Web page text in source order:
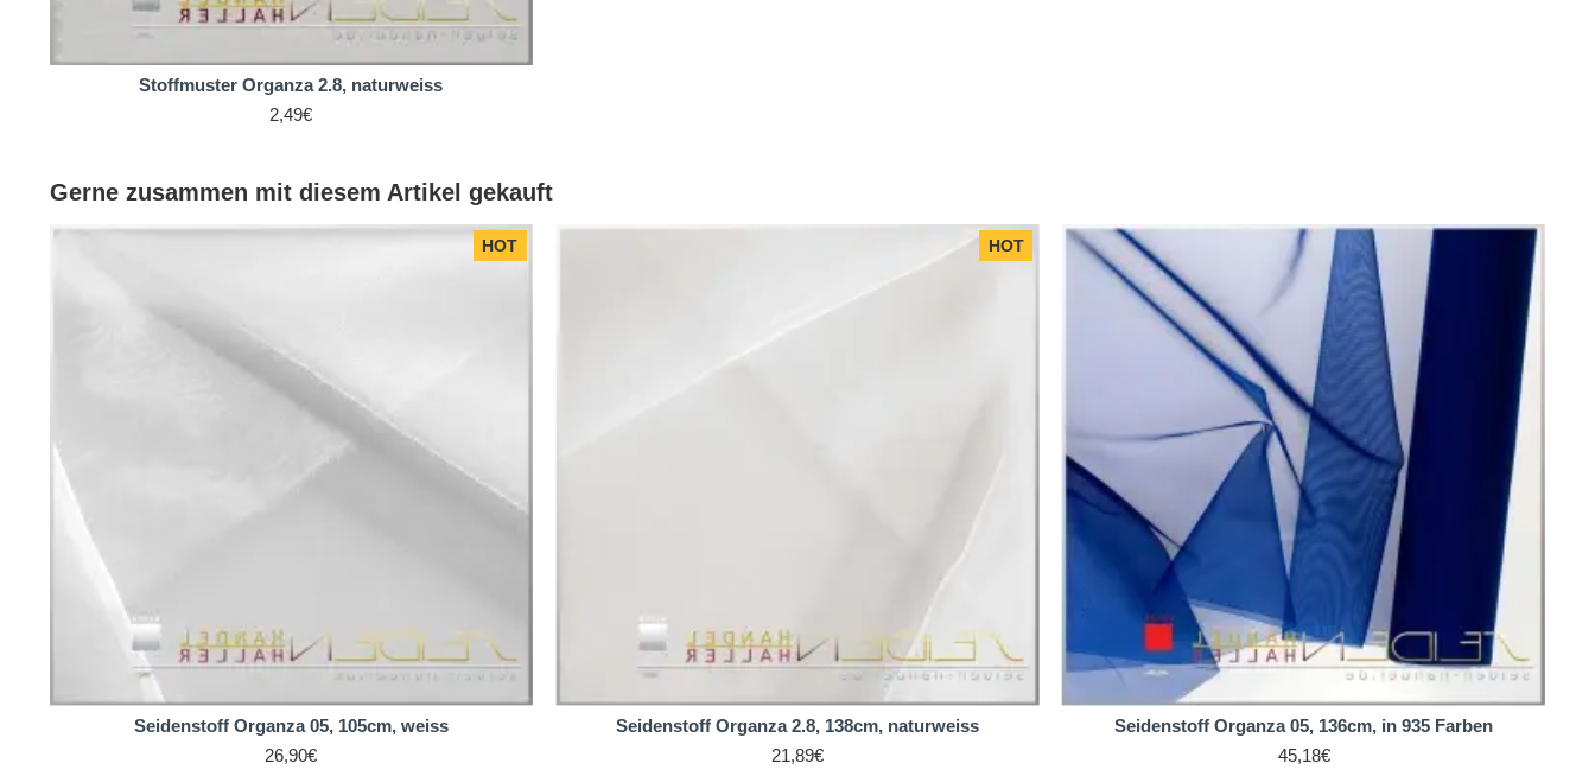
Stoffmuster Organza 2.8, naturweiss
2,49€
Gerne zusammen mit diesem Artikel gekauft
HOT
Seidenstoff Organza 05, 105cm, weiss
26,90€
HOT
Seidenstoff Organza 2.8, 138cm, naturweiss
21,89€
Seidenstoff Organza 05, 136cm, in 935 Farben
45,18€